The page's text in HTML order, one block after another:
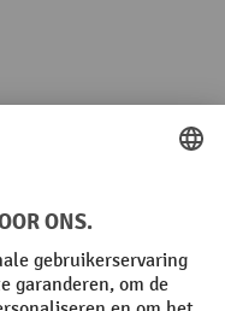
Copyright